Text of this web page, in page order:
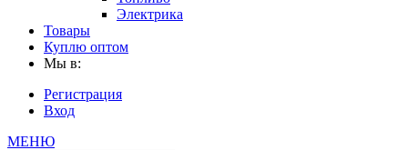
Электрика
Товары
Куплю оптом
Мы в:
Регистрация
Вход
МЕНЮ